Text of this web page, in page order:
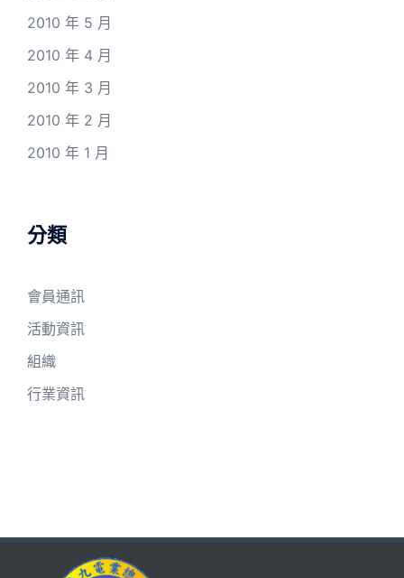
2010 年 5 月
2010 年 4 月
2010 年 3 月
2010 年 2 月
2010 年 1 月
分類
會員通訊
活動資訊
組織
行業資訊